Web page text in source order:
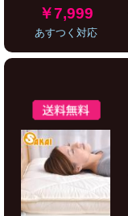
￥7,999
あすつく対応